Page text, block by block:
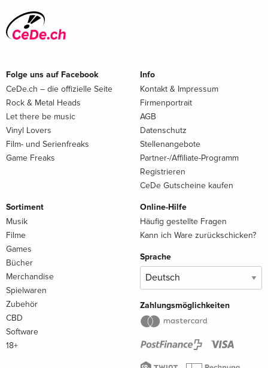
Folge uns auf Facebook
CeDe.ch – die offizielle Seite
Rock & Metal Heads
Let there be music
Vinyl Lovers
Film- und Serienfreaks
Game Freaks
Info
Kontakt & Impressum
Firmenportrait
AGB
Datenschutz
Stellenangebote
Partner-/Affiliate-Programm
Registrieren
CeDe Gutscheine kaufen
Sortiment
Musik
Filme
Games
Bücher
Merchandise
Spielwaren
Zubehör
CBD
Software
18+
Online-Hilfe
Häufig gestellte Fragen
Kann ich Ware zurückschicken?
Sprache
Zahlungsmöglichkeiten